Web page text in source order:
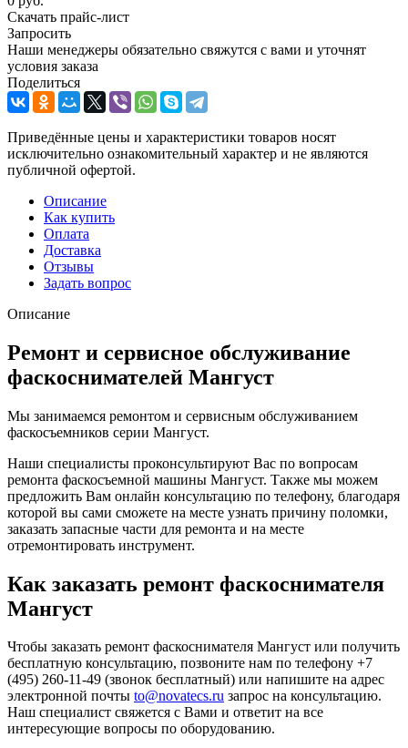
Скачать прайс-лист
Запросить
Наши менеджеры обязательно свяжутся с вами и уточнят
условия заказа
Поделиться
Приведённые цены и характеристики товаров носят
исключительно ознакомительный характер и не являются
публичной офертой.
Описание
Как купить
Оплата
Доставка
Отзывы
Задать вопрос
Описание
Ремонт и сервисное обслуживание
фаскоснимателей Мангуст
Мы занимаемся ремонтом и сервисным обслуживанием
фаскосъемников серии Мангуст.
Наши специалисты проконсультируют Вас по вопросам
ремонта фаскосъемной машины Мангуст. Также мы можем
предложить Вам онлайн консультацию по телефону, благодаря
которой вы сами сможете на месте узнать причину поломки,
заказать запасные части для ремонта и на месте
отремонтировать инструмент.
Как заказать ремонт фаскоснимателя
Мангуст
Чтобы заказать ремонт фаскоснимателя Мангуст или получить
бесплатную консультацию, позвоните нам по телефону +7
(495) 260-11-49 (звонок бесплатный) или напишите на адрес
электронной почты to@novatecs.ru запрос на консультацию.
Наш специалист свяжется с Вами и ответит на все
интересующие вопросы по оборудованию.